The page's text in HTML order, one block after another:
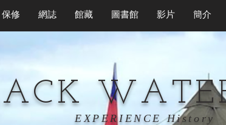
保修 網誌 館藏 圖書館 影片 簡介
EXPERIENCE History